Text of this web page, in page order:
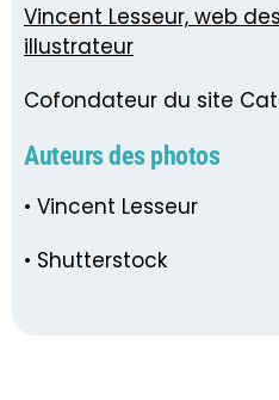
Vincent Lesseur, web
illustrateur
Cofondateur du site
Auteurs des photos
• Vincent Lesseur
• Shutterstock